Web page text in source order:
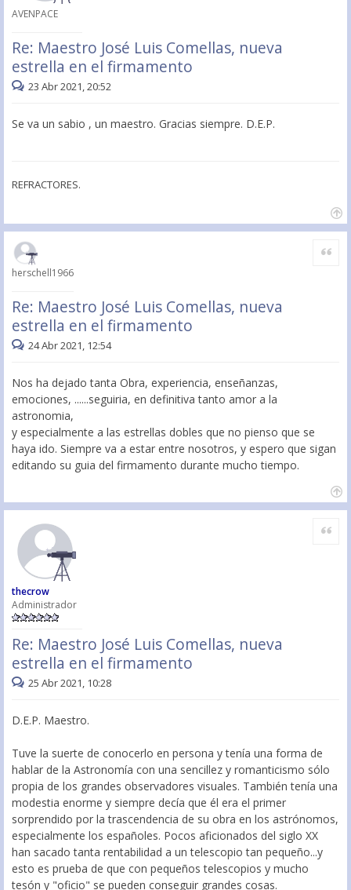
AVENPACE
Re: Maestro José Luis Comellas, nueva
estrella en el firmamento
23 Abr 2021, 20:52
Se va un sabio , un maestro. Gracias siempre. D.E.P.
REFRACTORES.
herschell1966
Re: Maestro José Luis Comellas, nueva
estrella en el firmamento
Citar
24 Abr 2021, 12:54
Nos ha dejado tanta Obra, experiencia, enseñanzas,
emociones, ......seguiria, en definitiva tanto amor a la
astronomia,
y especialmente a las estrellas dobles que no pienso que se
haya ido. Siempre va a estar entre nosotros, y espero que sigan
editando su guia del firmamento durante mucho tiempo.
thecrow
Administrador
Re: Maestro José Luis Comellas, nueva
estrella en el firmamento
Citar
25 Abr 2021, 10:28
D.E.P. Maestro.
Tuve la suerte de conocerlo en persona y tenía una forma de
hablar de la Astronomía con una sencillez y romanticismo sólo
propia de los grandes observadores visuales. También tenía una
modestia enorme y siempre decía que él era el primer
sorprendido por la trascendencia de su obra en los astrónomos,
especialmente los españoles. Pocos aficionados del siglo XX
han sacado tanta rentabilidad a un telescopio tan pequeño...y
esto es prueba de que con pequeños telescopios y mucho
tesón y "oficio" se pueden conseguir grandes cosas.